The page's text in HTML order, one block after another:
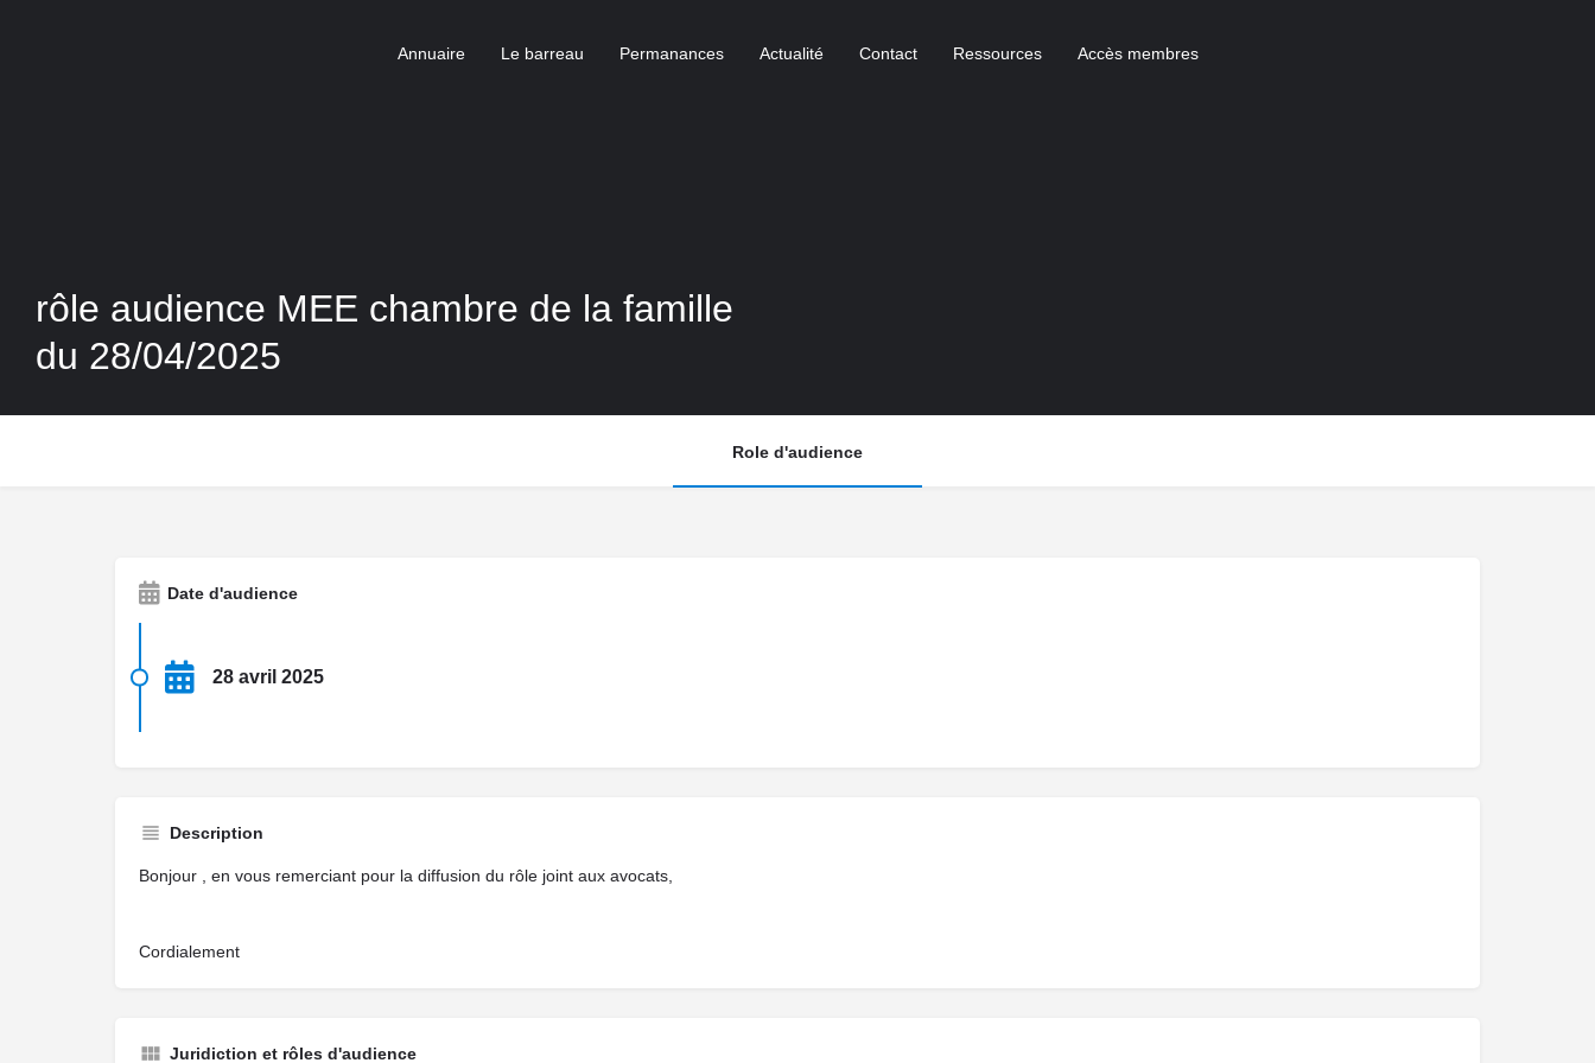
Annuaire Le barreau Permanances Actualité Contact Ressources Accès membres
rôle audience MEE chambre de la famille
du 28/04/2025
Role d'audience
Date d'audience
28 avril 2025
Description
Bonjour , en vous remerciant pour la diffusion du rôle joint aux avocats,
Cordialement
Juridiction et rôles d'audience